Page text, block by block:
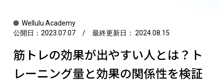
Wellulu Academy
公開日： 2023.07.07/ 最終更新日： 2024.08.15
筋トレの効果が出やすい人とは？ト
レーニング量と効果の関係性を検証